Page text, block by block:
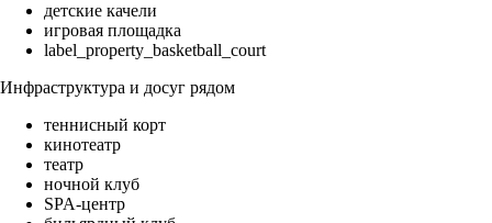
детские качели
игровая площадка
label_property_basketball_court
Инфраструктура и досуг рядом
теннисный корт
кинотеатр
театр
ночной клуб
SPA-центр